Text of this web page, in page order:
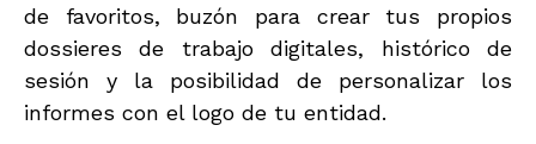
de favoritos, buzón para crear tus propios
dossieres de trabajo digitales, histórico de
sesión y la posibilidad de personalizar los
informes con el logo de tu entidad.